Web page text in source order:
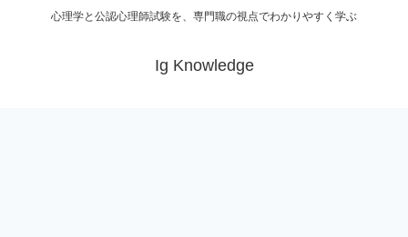
心理学と公認心理師試験を、専門職の視点でわかりやすく学ぶ
Ig Knowledge